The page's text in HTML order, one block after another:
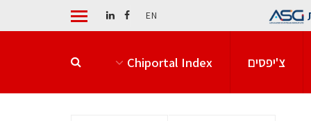
EN
צ'יפסים Chiportal Index